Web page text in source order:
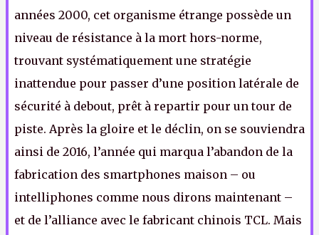
années 2000, cet organisme étrange possède un
niveau de résistance à la mort hors-norme,
trouvant systématiquement une stratégie
inattendue pour passer d’une position latérale de
sécurité à debout, prêt à repartir pour un tour de
piste. Après la gloire et le déclin, on se souviendra
ainsi de 2016, l’année qui marqua l’abandon de la
fabrication des smartphones maison – ou
intelliphones comme nous dirons maintenant –
et de l’alliance avec le fabricant chinois TCL. Mais